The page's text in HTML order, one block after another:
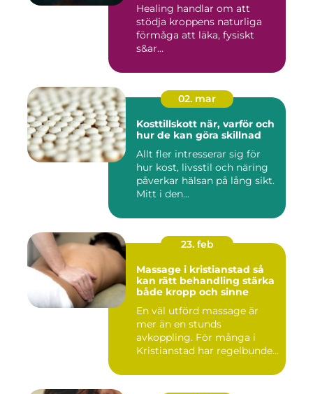
Healing handlar om att
stödja kroppens naturliga
förmåga att läka, fysiskt
s&ar...
02. mar
Kosttillskott när, varför och
hur de kan göra skillnad
Allt fler intresserar sig för
hur kost, livsstil och näring
påverkar hälsan på lång sikt.
Mitt i den...
23. feb
Massage i kristianstad så
kan rätt behandling stärka
både kropp och sinne
En väl utförd massage är
mer än en stunds
avkoppling. För många i
Kristianstad har regelbunden